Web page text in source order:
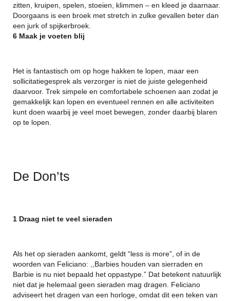
zitten, kruipen, spelen, stoeien, klimmen – en kleed je daarnaar.
Doorgaans is een broek met stretch in zulke gevallen beter dan
een jurk of spijkerbroek.
6 Maak je voeten blij
Het is fantastisch om op hoge hakken te lopen, maar een
sollicitatiegesprek als verzorger is niet de juiste gelegenheid
daarvoor. Trek simpele en comfortabele schoenen aan zodat je
gemakkelijk kan lopen en eventueel rennen en alle activiteiten
kunt doen waarbij je veel moet bewegen, zonder daarbij blaren
op te lopen.
De Don’ts
1 Draag niet te veel sieraden
Als het op sieraden aankomt, geldt “less is more”, of in de
woorden van Feliciano: ,,Barbies houden van sierraden en
Barbie is nu niet bepaald het oppastype.” Dat betekent natuurlijk
niet dat je helemaal geen sieraden mag dragen. Feliciano
adviseert het dragen van een horloge, omdat dit een teken van